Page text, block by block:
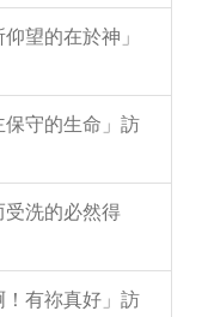
望的在於神」
守的生命」訪
受洗的必然得
有祢真好」訪